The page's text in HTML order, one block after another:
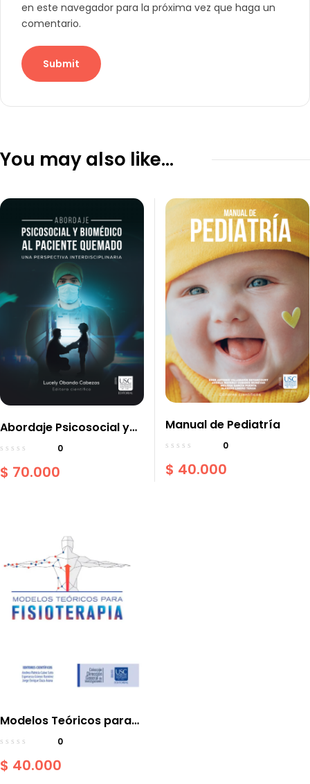
en este navegador para la próxima vez que haga un
comentario.
You may also like…
Abordaje Psicosocial y
Biomédico al Paciente
Perspectiva
0
$ 70.000
Manual de Pediatría
0
$ 40.000
Modelos Teóricos para
Fisioterapia
0
$ 40.000